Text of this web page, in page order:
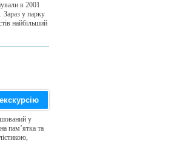
в 2001
Зараз у парку
найбільший
у
пам’ятка та